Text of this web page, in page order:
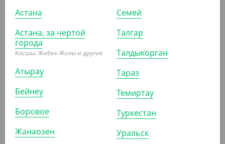
Cтакан бумажный 400 мл, красный, однослойный, d 90
мм
УП (50) КОР (1000)
АРТ. 1205205
-20%
Астана
Астана, за чертой
города
Косшы, Жибек-Жолы и другие
Атырау
Бейнеу
Боровое
Жанаозен
Семей
Талгар
Талдыкорган
Тараз
Темиртау
Туркестан
Уральск